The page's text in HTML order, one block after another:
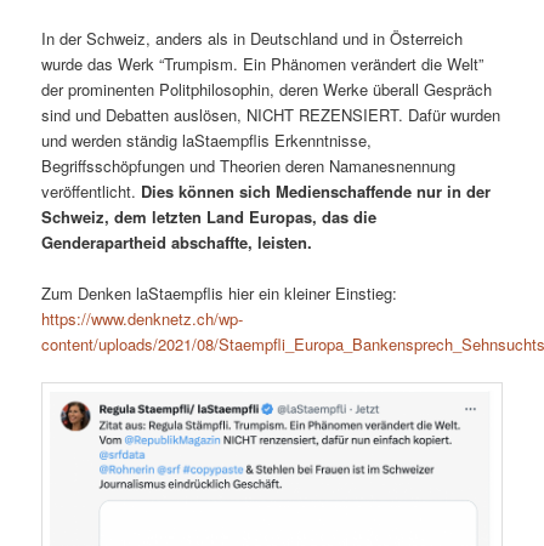
In der Schweiz, anders als in Deutschland und in Österreich
wurde das Werk “Trumpism. Ein Phänomen verändert die Welt”
der prominenten Politphilosophin, deren Werke überall Gespräch
sind und Debatten auslösen, NICHT REZENSIERT. Dafür wurden
und werden ständig laStaempflis Erkenntnisse,
Begriffsschöpfungen und Theorien deren Namanesnennung
veröffentlicht. Dies können sich Medienschaffende nur in der
Schweiz, dem letzten Land Europas, das die
Genderapartheid abschaffte, leisten.
Zum Denken laStaempflis hier ein kleiner Einstieg:
https://www.denknetz.ch/wp-
content/uploads/2021/08/